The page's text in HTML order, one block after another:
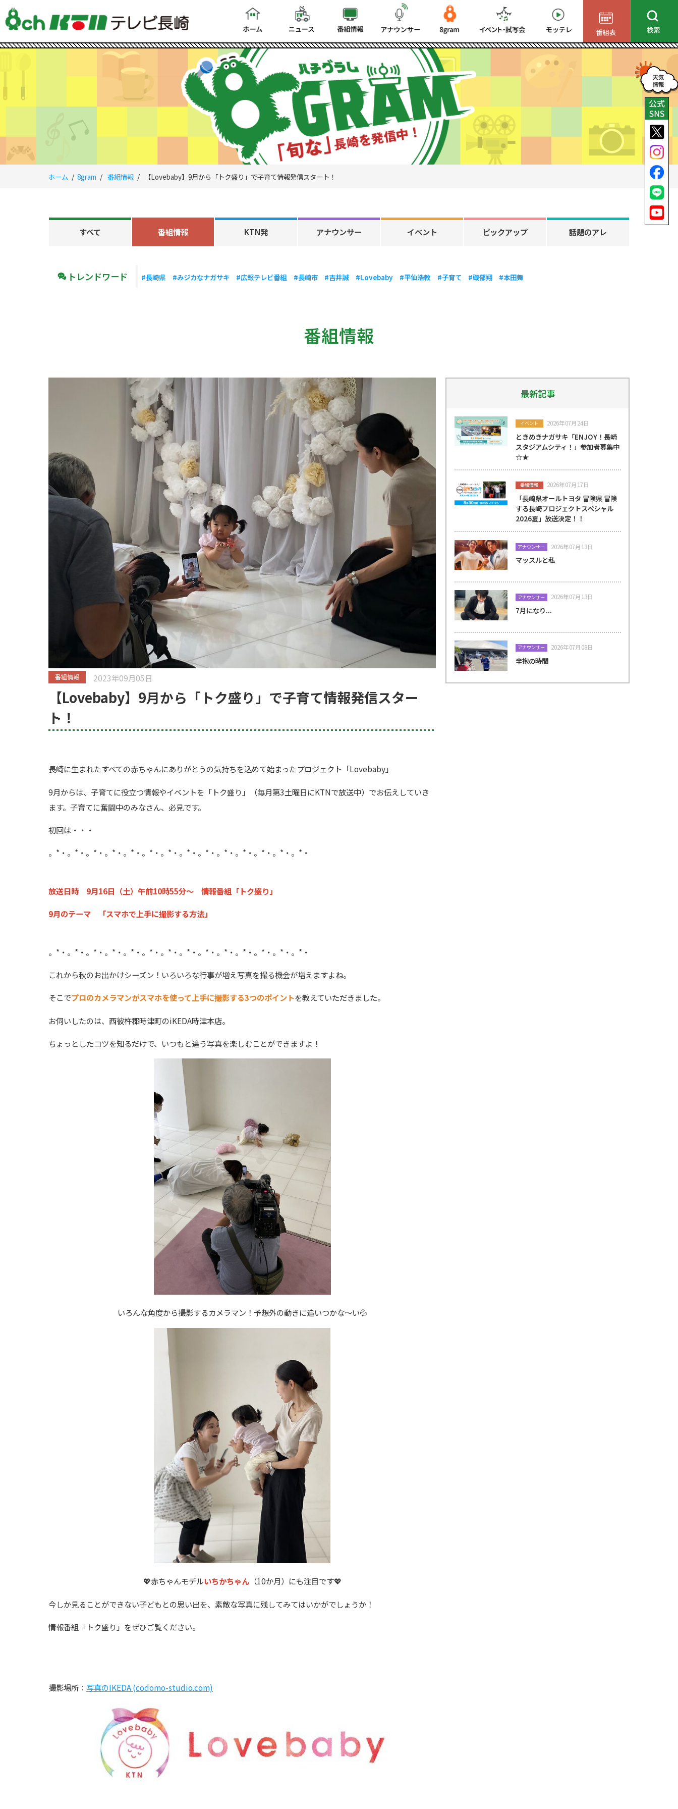
ホーム 8gram 番組情報 【Lovebaby】9月から「トク盛り」で子育て情報発信スタート！
すべて 番組情報 KTN発 アナウンサー イベント ピックアップ 話題のアレ
トレンドワード #長崎県 #みジカなナガサキ #広報テレビ番組 #長崎市 #吉井誠 #Lovebaby #平仙浩教 #子育て #磯部翔 #本田舞
番組情報
番組情報 2023年09月05日
【Lovebaby】9月から「トク盛り」で子育て情報発信スター
ト！
長崎に生まれたすべての赤ちゃんにありがとうの気持ちを込めて始まったプロジェクト「Lovebaby」
9月からは、子育てに役立つ情報やイベントを「トク盛り」（毎月第3土曜日にKTNで放送中）でお伝えしていき
ます。子育てに奮闘中のみなさん、必見です。
初回は・・・
。*・。*・。*・。*・。*・。*・。*・。*・。*・。*・。*・。*・。*・。*・
放送日時 9月16日（土）午前10時55分～ 情報番組「トク盛り」
9月のテーマ 「スマホで上手に撮影する方法」
。*・。*・。*・。*・。*・。*・。*・。*・。*・。*・。*・。*・。*・。*・
これから秋のお出かけシーズン！いろいろな行事が増え写真を撮る機会が増えますよね。
そこでプロのカメラマンがスマホを使って上手に撮影する3つのポイントを教えていただきました。
お伺いしたのは、西彼杵郡時津町のiKEDA時津本店。
ちょっとしたコツを知るだけで、いつもと違う写真を楽しむことができますよ！
いろんな角度から撮影するカメラマン！予想外の動きに追いつかな～い💦
💖赤ちゃんモデルいちかちゃん（10か月）にも注目です💖
今しか見ることができない子どもとの思い出を、素敵な写真に残してみてはいかがでしょうか！
情報番組「トク盛り」をぜひご覧ください。
撮影場所： 写真のIKEDA (codomo-studio.com)
最新記事
イベント 2026年07月24日
ときめきナガサキ「ENJOY！長崎
スタジアムシティ！」参加者募集中
☆★
番組情報 2026年07月17日
「長崎県オールトヨタ 冒険県 冒険
する長崎プロジェクトスペシャル
2026夏」放送決定！！
アナウンサー 2026年07月13日
マッスルと私
アナウンサー 2026年07月13日
7月になり...
アナウンサー 2026年07月08日
辛抱の時間